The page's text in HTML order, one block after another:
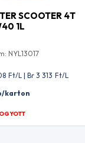
SCOOTER 4T
1L
NYL13017
Ft/L | Br 3 313 Ft/L
karton